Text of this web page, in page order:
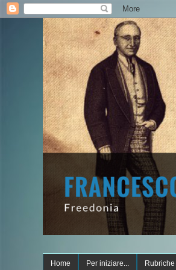
Home Per iniziare... Rubriche